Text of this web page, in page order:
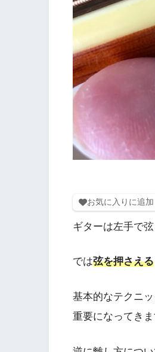
お気に入りに追加
ギターは左手で
では弦を押さえる
基本的なテクニ
重要になってき